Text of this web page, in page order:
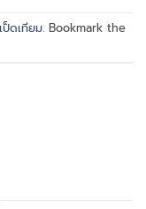
ป็ดเทียม. Bookmark the